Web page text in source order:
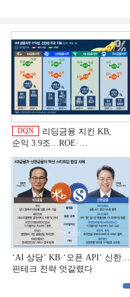
DQN
리딩금융 지킨 KB,
순익 3.9조…ROE·
상반기 금융 리그테이블]
‘AI 상담’ KB·‘오픈 API’ 신한…
핀테크 전략 엇갈렸다